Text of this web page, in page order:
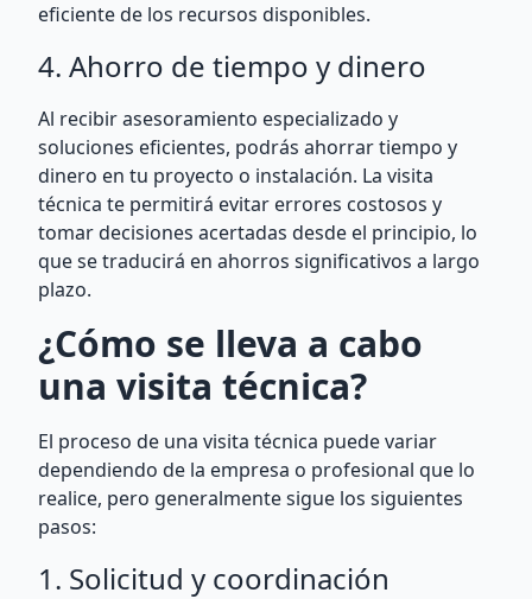
eficiente de los recursos disponibles.
4. Ahorro de tiempo y dinero
Al recibir asesoramiento especializado y
soluciones eficientes, podrás ahorrar tiempo y
dinero en tu proyecto o instalación. La visita
técnica te permitirá evitar errores costosos y
tomar decisiones acertadas desde el principio, lo
que se traducirá en ahorros significativos a largo
plazo.
¿Cómo se lleva a cabo
una visita técnica?
El proceso de una visita técnica puede variar
dependiendo de la empresa o profesional que lo
realice, pero generalmente sigue los siguientes
pasos:
1. Solicitud y coordinación